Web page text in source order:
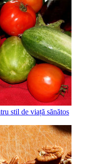
stil de viață sănătos